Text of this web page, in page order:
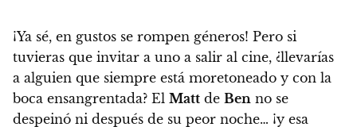
¡Ya sé, en gustos se rompen géneros! Pero si
tuvieras que invitar a uno a salir al cine, ¿llevarías
a alguien que siempre está moretoneado y con la
boca ensangrentada? El Matt de Ben no se
despeinó ni después de su peor noche… ¡y esa